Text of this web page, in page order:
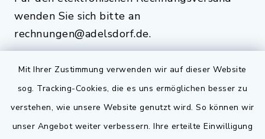
Mit Ihrer Zustimmung verwenden wir auf dieser Website
sog. Tracking-Cookies, die es uns ermöglichen besser zu
verstehen, wie unsere Website genutzt wird. So können wir
unser Angebot weiter verbessern. Ihre erteilte Einwilligung
wenden Sie sich bitte an
rechnungen@adelsdorf.de.
Quicklinks
Bauen in Adelsdorf